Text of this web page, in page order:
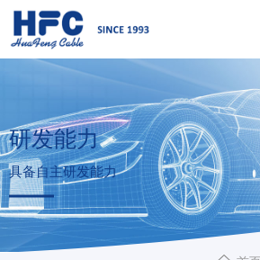
研发能力
具备自主研发能力